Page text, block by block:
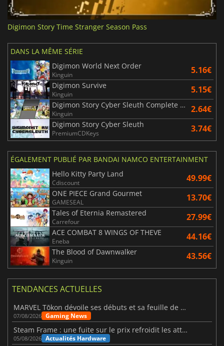
Digimon Story Time Stranger Season Pass
DANS LA MÊME SÉRIE
Digimon World Next Order
Kinguin 5.16€
Digimon Survive
Kinguin 5.15€
Digimon Story Cyber Sleuth Complete Edition
Kinguin 2.64€
Digimon Story Cyber Sleuth
PremiumCDKeys 3.74€
ÉGALEMENT PUBLIÉ PAR BANDAI NAMCO ENTERTAINMENT
Hello Kitty Party Land
Cdiscount 49.99€
ONE PIECE Grand Gourmet
GAMESEAL 13.70€
Tales of Eternia Remastered
Carrefour 27.99€
ACE COMBAT 8 WINGS OF THEVE
Eneba 44.16€
The Blood of Dawnwalker
Kinguin 43.56€
TENDANCES ACTUELLES
MARVEL Tōkon dévoile ses débuts et sa feuille de route
07/08/2026 Gaming News
Steam Frame : une fuite sur le prix refroidit les attentes VR
05/08/2026 Actualités Hardware